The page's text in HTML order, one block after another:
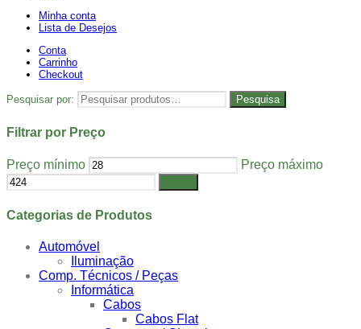
Minha conta
Lista de Desejos
Conta
Carrinho
Checkout
Pesquisar por: Pesquisa
Filtrar por Preço
Preço mínimo Preço máximo
Categorias de Produtos
Automóvel
Iluminação
Comp. Técnicos / Peças
Informática
Cabos
Cabos Flat